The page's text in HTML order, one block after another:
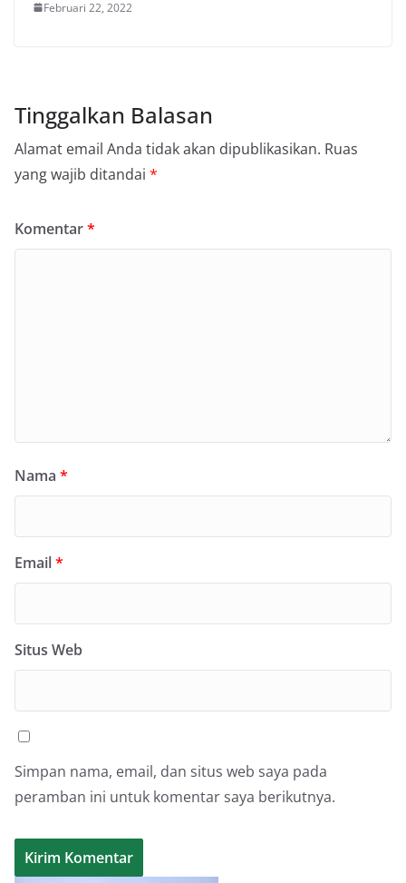
Februari 22, 2022
Tinggalkan Balasan
Alamat email Anda tidak akan dipublikasikan. Ruas
yang wajib ditandai *
Komentar*
Nama *
Email*
Situs Web
Simpan nama, email, dan situs web saya pada
peramban ini untuk komentar saya berikutnya.